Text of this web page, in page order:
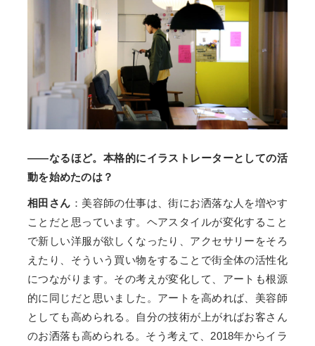
――なるほど。本格的にイラストレーターとしての活
動を始めたのは？
相田さん ：美容師の仕事は、街にお洒落な人を増やす
ことだと思っています。ヘアスタイルが変化すること
で新しい洋服が欲しくなったり、アクセサリーをそろ
えたり、そういう買い物をすることで街全体の活性化
につながります。その考えが変化して、アートも根源
的に同じだと思いました。アートを高めれば、美容師
としても高められる。自分の技術が上がればお客さん
のお洒落も高められる。そう考えて、2018年からイラ